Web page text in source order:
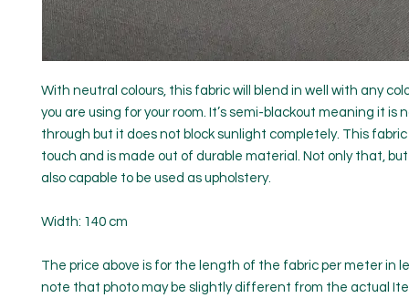
With neutral colours, this fabric will blend in well with any
you are using for your room. It’s semi-blackout meaning it is
through but it does not block sunlight completely. This
touch and is made out of durable material. Not only that,
also capable to be used as upholstery.
Width: 140 cm
The price above is for the length of the fabric per meter in
note that photo may be slightly different from the actual